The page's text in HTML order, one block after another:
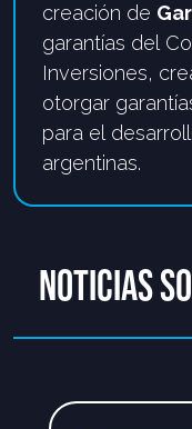
creación de
garantías del
Inversiones,
otorgar
para el
argentinas.
NOTICIAS